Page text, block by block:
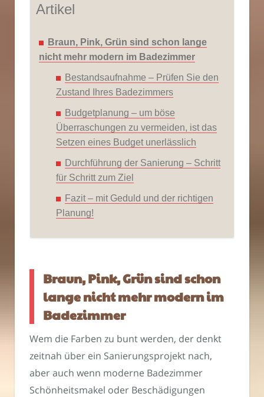
Artikel
Braun, Pink, Grün sind schon lange
nicht mehr modern im Badezimmer
Bestandsaufnahme – Prüfen Sie den
Zustand Ihres Badezimmers
Budgetplanung – um böse
Überraschungen zu vermeiden, ist das
Setzen eines Budget unerlässlich
Durchführung der Sanierung – Schritt
für Schritt zum Ziel
Fazit – mit Geduld und der richtigen
Planung!
Braun, Pink, Grün sind schon
lange nicht mehr modern im
Badezimmer
Wem die Farben zu bunt werden, der denkt
zeitnah über ein Sanierungsprojekt nach,
aber auch wenn moderne Badezimmer
Schönheitsmakel oder Beschädigungen